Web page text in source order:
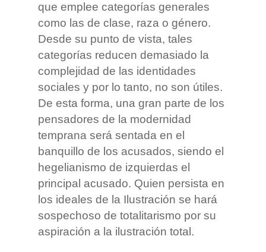
que emplee categorías generales
como las de clase, raza o género.
Desde su punto de vista, tales
categorías reducen demasiado la
complejidad de las identidades
sociales y por lo tanto, no son útiles.
De esta forma, una gran parte de los
pensadores de la modernidad
temprana será sentada en el
banquillo de los acusados, siendo el
hegelianismo de izquierdas el
principal acusado. Quien persista en
los ideales de la Ilustración se hará
sospechoso de totalitarismo por su
aspiración a la ilustración total.